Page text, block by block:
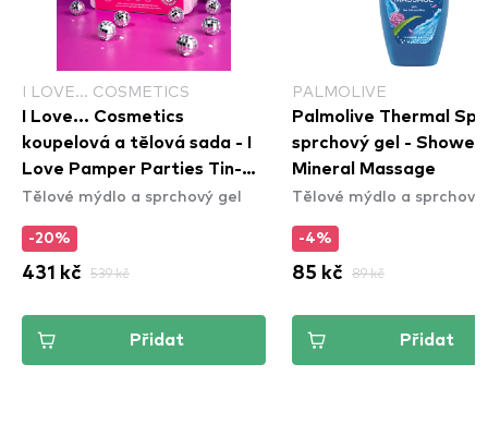
I LOVE... COSMETICS
I Love... Cosmetics
koupelová a tělová sada - I
Love Pamper Parties Tin-
Dulgent Trio
Tělové mýdlo a sprchový gel
-20%
431 kč 539 kč
Přidat
PALMOLIVE
Palmolive Thermal Spa
sprchový gel - Shower
Mineral Massage
Tělové mýdlo a sprchový
-4%
85 kč 89 kč
Přidat